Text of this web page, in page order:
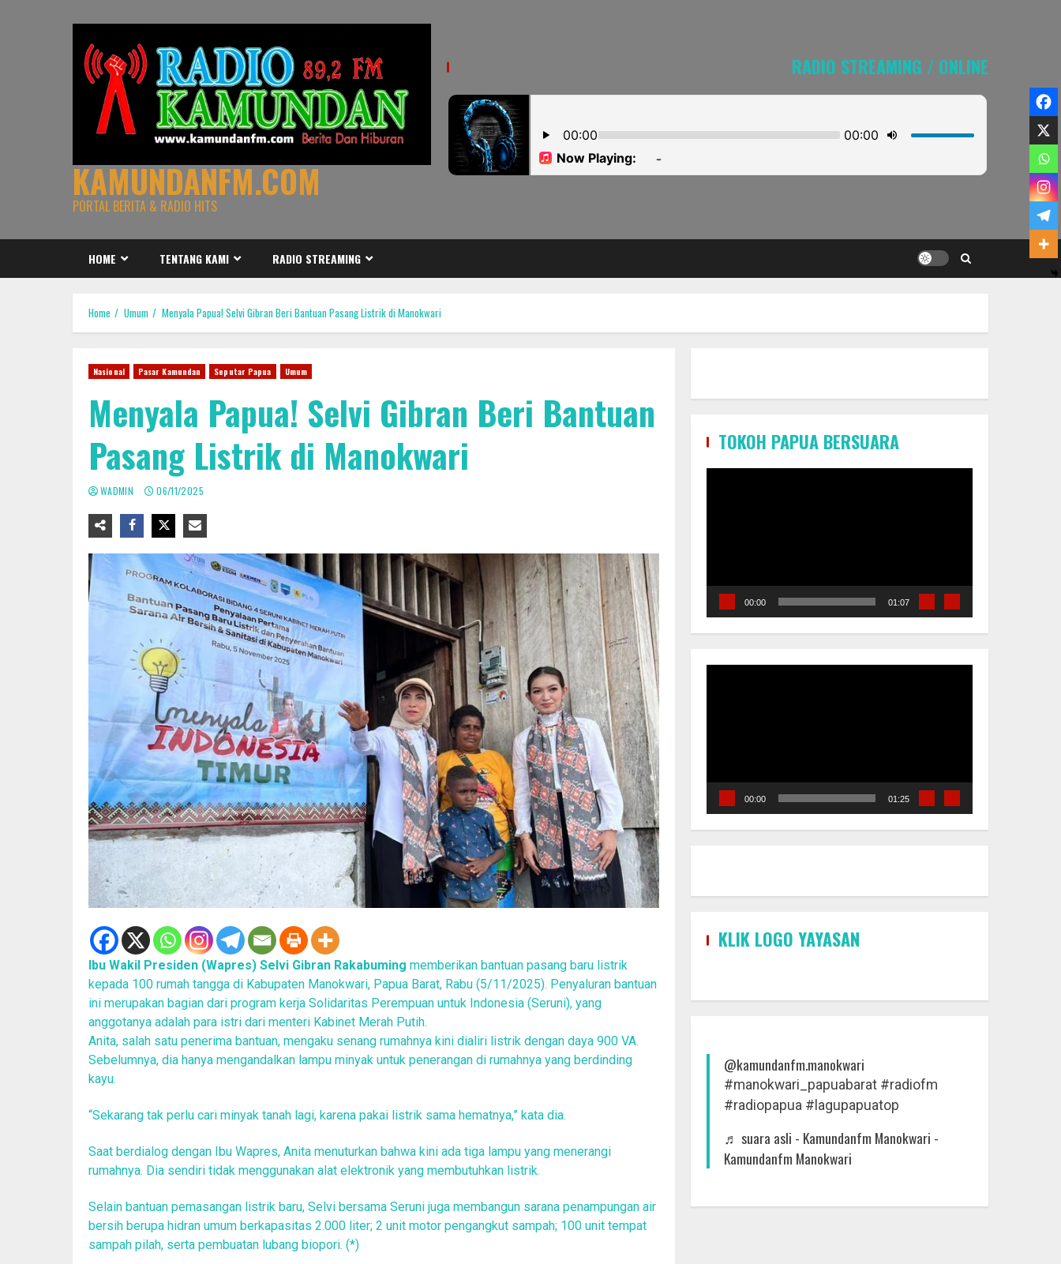
KAMUNDANFM.COM
PORTAL BERITA & RADIO HITS
RADIO STREAMING / ONLINE
HOME TENTANG KAMI RADIO STREAMING
Home Umum Menyala Papua! Selvi Gibran Beri Bantuan Pasang Listrik di Manokwari
Nasional Pasar Kamundan Seputar Papua Umum
Menyala Papua! Selvi Gibran Beri Bantuan
Pasang Listrik di Manokwari
WADMIN 06/11/2025
Ibu Wakil Presiden (Wapres) Selvi Gibran Rakabuming memberikan bantuan pasang baru listrik
kepada 100 rumah tangga di Kabupaten Manokwari, Papua Barat, Rabu (5/11/2025). Penyaluran bantuan
ini merupakan bagian dari program kerja Solidaritas Perempuan untuk Indonesia (Seruni), yang
anggotanya adalah para istri dari menteri Kabinet Merah Putih.
Anita, salah satu penerima bantuan, mengaku senang rumahnya kini dialiri listrik dengan daya 900 VA.
Sebelumnya, dia hanya mengandalkan lampu minyak untuk penerangan di rumahnya yang berdinding
kayu.
“Sekarang tak perlu cari minyak tanah lagi, karena pakai listrik sama hematnya,” kata dia.
Saat berdialog dengan Ibu Wapres, Anita menuturkan bahwa kini ada tiga lampu yang menerangi
rumahnya. Dia sendiri tidak menggunakan alat elektronik yang membutuhkan listrik.
Selain bantuan pemasangan listrik baru, Selvi bersama Seruni juga membangun sarana penampungan air
bersih berupa hidran umum berkapasitas 2.000 liter; 2 unit motor pengangkut sampah; 100 unit tempat
sampah pilah, serta pembuatan lubang biopori. (*)
TOKOH PAPUA BERSUARA
00:00 01:07
00:00 01:25
KLIK LOGO YAYASAN
@kamundanfm.manokwari
#manokwari_papuabarat #radiofm
#radiopapua #lagupapuatop
♬ suara asli - Kamundanfm Manokwari -
Kamundanfm Manokwari